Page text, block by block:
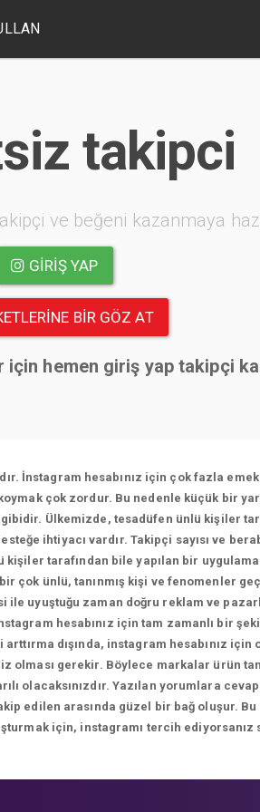
takipci
ve beğeni kazanmaya
GIRIŞ YAP
BIR GÖZ AT
hemen giriş yap takipçi
İnstagram hesabınız için çok fazla
çok zordur. Bu nedenle küçük bir
Ülkemizde, tesadüfen ünlü kişiler
ihtiyacı vardır. Takipçi sayısı ve
tarafından bile yapılan bir
çok ünlü, tanınmış kişi ve fenomenler
uyuştuğu zaman doğru reklam ve
hesabınız için tam zamanlı bir
dışında, instagram hesabınız
olması gerekir. Böylece markalar ürün
olacaksınızdır. Yazılan yorumlara
edilen arasında güzel bir bağ oluşur.
için, instagramı tercih ediyorsanız